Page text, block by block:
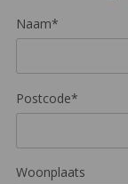
Naam*
Postcode*
Woonplaats